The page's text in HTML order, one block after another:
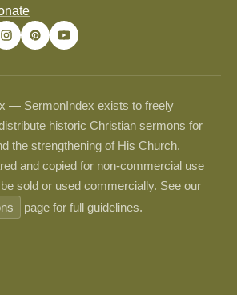
— SermonIndex exists to freely
historic Christian sermons for
the strengthening of His Church.
and copied for non-commercial use
sold or used commercially. See our
page for full guidelines.